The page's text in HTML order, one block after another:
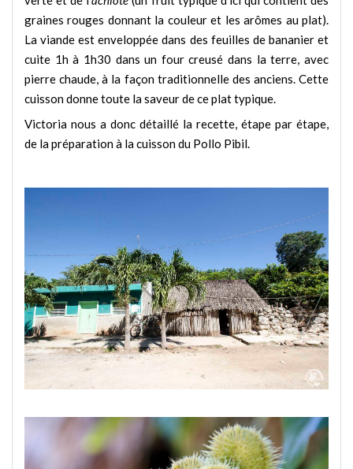
graines rouges donnant la couleur et les arômes au plat).
La viande est enveloppée dans des feuilles de bananier et
cuite 1h à 1h30 dans un four creusé dans la terre, avec
pierre chaude, à la façon traditionnelle des anciens. Cette
cuisson donne toute la saveur de ce plat typique.
Victoria nous a donc détaillé la recette, étape par étape,
de la préparation à la cuisson du Pollo Pibil.